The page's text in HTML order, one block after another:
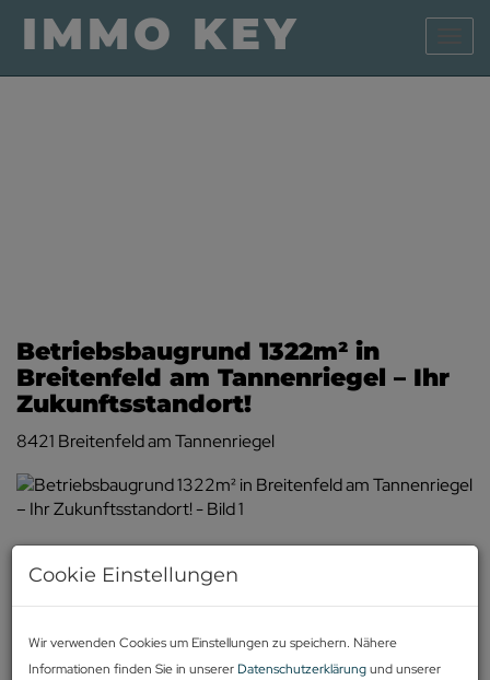
Betriebsbaugrund 1322m² in
Breitenfeld am Tannenriegel – Ihr
Zukunftsstandort!
8421 Breitenfeld am Tannenriegel
Cookie Einstellungen
Wir verwenden Cookies um Einstellungen zu speichern. Nähere
Informationen finden Sie in unserer Datenschutzerklärungund unserer